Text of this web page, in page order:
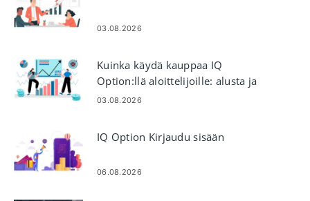
03.08.2026
Kuinka käydä kauppaa IQ
Option:llä aloittelijoille: alusta ja
tilaukset
03.08.2026
IQ Option Kirjaudu sisään
06.08.2026